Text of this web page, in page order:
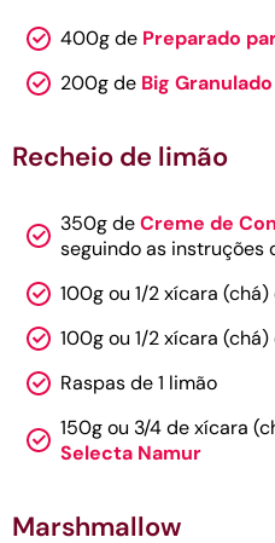
400g de Preparado
200g de Big
Recheio de limão
350g deCreme de
seguindo as instruções
100g ou 1/2 xícara
100g ou 1/2 xícara
Raspas de 1 limão
150g ou 3/4 de xícara
Selecta Namur
Marshmallow